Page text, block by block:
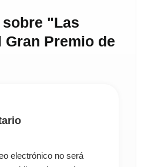
sobre "Las
Gran Premio de
electrónico no será